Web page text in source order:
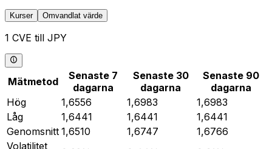
Kurser Omvandlat värde
1 CVE till JPY
Mätmetod
Senaste 7
dagarna
Senaste 30
dagarna
Senaste 90
dagarna
Hög
1,6556 1,6983
1,6983
Låg
1,6441 1,6441
1,6441
Genomsnitt 1,6510 1,6747
1,6766
Volatilitet